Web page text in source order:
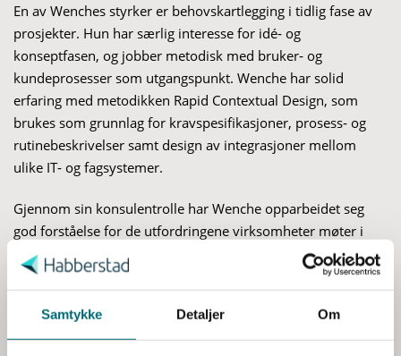
Samtykke Detaljer Om
m
y
En av Wenches styrker er behovskartlegging i tidlig fase av
prosjekter. Hun har særlig interesse for idé‑ og
konseptfasen, og jobber metodisk med bruker‑ og
kundeprosesser som utgangspunkt. Wenche har solid
erfaring med metodikken Rapid Contextual Design, som
brukes som grunnlag for kravspesifikasjoner, prosess‑ og
rutinebeskrivelser samt design av integrasjoner mellom
ulike IT‑ og fagsystemer.
Gjennom sin konsulentrolle har Wenche opparbeidet seg
god forståelse for de utfordringene virksomheter møter i
endringsprosesser.
Det har gitt henne en verktøykasse for
kommunikasjon og metode som er testet ut flere prosjekter.
både internt i prosjekter og mellom forretning og IT.